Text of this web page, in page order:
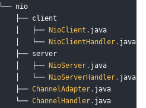
nio
├── client
│   ├──
NioClient . java
│   └──
NioClientHandler . java
├── server
│   ├──
NioServer . java
│   └──
NioServerHandler . java
├──
ChannelAdapter . java
└──
ChannelHandler . java